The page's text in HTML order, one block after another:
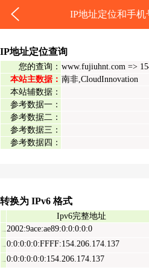
IP地址定位和手机
IP地址定位查询
您的查询： www.fujiuhnt.com =>
本站主数据： 南非,CloudInnovation
本站辅数据：
参考数据一：
参考数据二：
参考数据三：
参考数据四：
转换为 IPv6 格式
Ipv6完整地址
2002:9ace:ae89:0:0:0:0:0
0:0:0:0:0:FFFF:154.206.174.137
0:0:0:0:0:0:154.206.174.137